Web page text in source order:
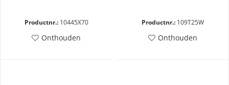
Productnr.:10445X70
Onthouden
Productnr.:109T25W
Onthouden